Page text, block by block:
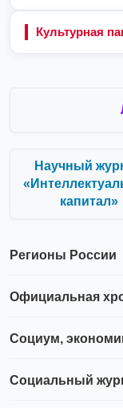
Культурная
Научный
капитал»
Регионы России
Официальная
Социум,
Социальный